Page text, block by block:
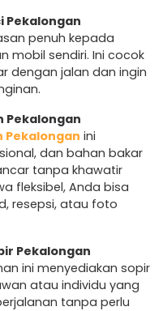
Pekalongan
penuh kepada
mobil sendiri. Ini cocok
dengan jalan dan ingin
Pekalongan
Pekalongan ini
dan bahan bakar
tanpa khawatir
fleksibel, Anda bisa
resepsi, atau foto
Pekalongan
ini menyediakan sopir
atau individu yang
tanpa perlu